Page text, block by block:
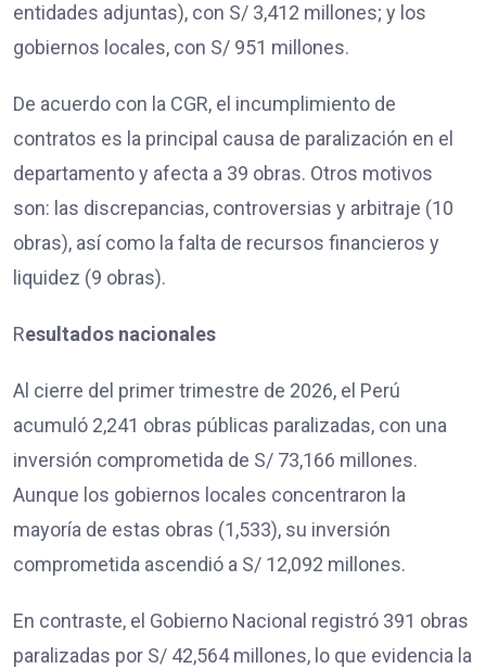
entidades adjuntas), con S/ 3,412 millones; y los
gobiernos locales, con S/ 951 millones.
De acuerdo con la CGR, el incumplimiento de
contratos es la principal causa de paralización en el
departamento y afecta a 39 obras. Otros motivos
son: las discrepancias, controversias y arbitraje (10
obras), así como la falta de recursos financieros y
liquidez (9 obras).
Resultados nacionales
Al cierre del primer trimestre de 2026, el Perú
acumuló 2,241 obras públicas paralizadas, con una
inversión comprometida de S/ 73,166 millones.
Aunque los gobiernos locales concentraron la
mayoría de estas obras (1,533), su inversión
comprometida ascendió a S/ 12,092 millones.
En contraste, el Gobierno Nacional registró 391 obras
paralizadas por S/ 42,564 millones, lo que evidencia la